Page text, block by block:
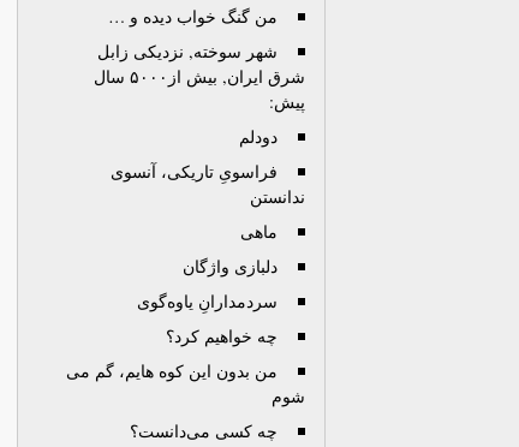
من گنگ خواب دیده و …
شهر سوخته, نزدیکی زابل
شرق ایران, بیش از۵۰۰۰ سال
پیش:
دودلم
فراسویِ تاریکی، آنسوی
ندانستن
ماهی
دلبازی واژگان
سردمدارانِ یاوه‌گوی
چه خواهیم کرد؟
من بدون این کوه هایم، گم می
شوم
چه کسی می‌دانست؟